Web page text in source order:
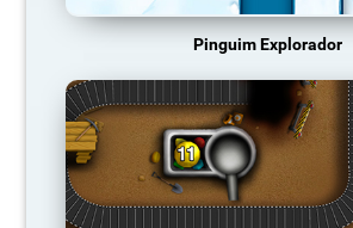
Pinguim Explorador